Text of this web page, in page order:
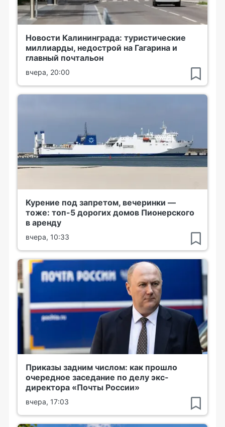
Новости Калининграда: туристические
миллиарды, недострой на Гагарина и
главный почтальон
вчера, 20:00
Курение под запретом, вечеринки —
тоже: топ-5 дорогих домов Пионерского
в аренду
вчера, 10:33
Приказы задним числом: как прошло
очередное заседание по делу экс-
директора «Почты России»
вчера, 17:03